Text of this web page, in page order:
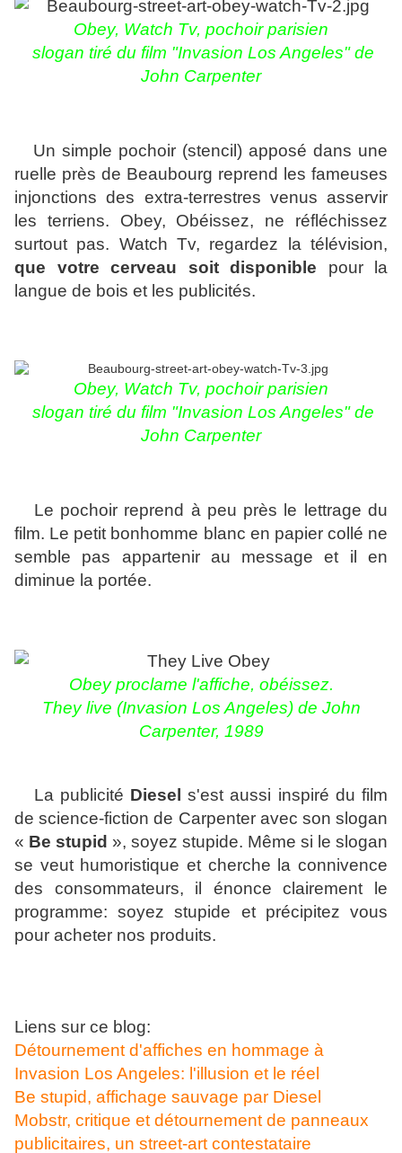
Obey, Watch Tv, pochoir parisien
slogan tiré du film "Invasion Los Angeles" de
John Carpenter
Un simple pochoir (stencil) apposé dans une
ruelle près de Beaubourg reprend les fameuses
injonctions des extra-terrestres venus asservir
les terriens. Obey, Obéissez, ne réfléchissez
surtout pas. Watch Tv, regardez la télévision,
que votre cerveau soit disponible pour la
langue de bois et les publicités.
Obey, Watch Tv, pochoir parisien
slogan tiré du film "Invasion Los Angeles" de
John Carpenter
Le pochoir reprend à peu près le lettrage du
film. Le petit bonhomme blanc en papier collé ne
semble pas appartenir au message et il en
diminue la portée.
Obey proclame l'affiche, obéissez.
They live (Invasion Los Angeles) de John
Carpenter, 1989
La publicité Diesel
s'est aussi inspiré du film
de science-fiction de Carpenter avec son slogan
« Be stupid », soyez stupide. Même si le slogan
se veut humoristique et cherche la connivence
des consommateurs, il énonce clairement le
programme: soyez stupide et précipitez vous
pour acheter nos produits.
Liens sur ce blog:
Détournement d'affiches en hommage à
Invasion Los Angeles: l'illusion et le réel
Be stupid, affichage sauvage par Diesel
Mobstr, critique et détournement de panneaux
publicitaires, un street-art contestataire